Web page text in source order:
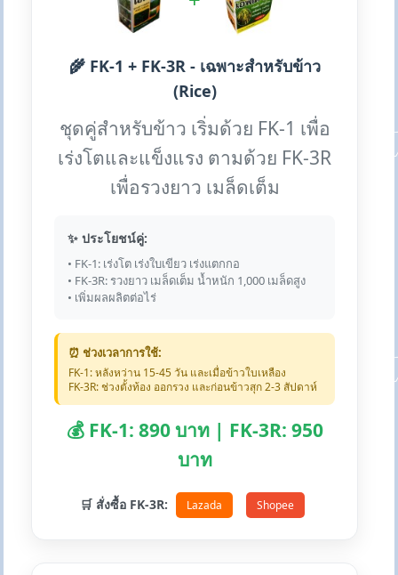
🌾 FK-1 + FK-3R - เฉพาะสำหรับข้าว
(Rice)
ชุดคู่สำหรับข้าว เริ่มด้วย FK-1 เพื่อ
เร่งโตและแข็งแรง ตามด้วย FK-3R
เพื่อรวงยาว เมล็ดเต็ม
✨ ประโยชน์คู่:
• FK-1: เร่งโต เร่งใบเขียว เร่งแตกกอ
• FK-3R: รวงยาว เมล็ดเต็ม น้ำหนัก 1,000 เมล็ดสูง
• เพิ่มผลผลิตต่อไร่
⏰ ช่วงเวลาการใช้:
FK-1: หลังหว่าน 15-45 วัน และเมื่อข้าวใบเหลือง
FK-3R: ช่วงตั้งท้อง ออกรวง และก่อนข้าวสุก 2-3 สัปดาห์
💰 FK-1: 890 บาท | FK-3R: 950
บาท
🛒 สั่งซื้อ FK-3R: Lazada Shopee